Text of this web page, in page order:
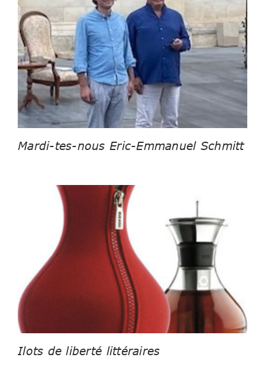
Mardi-tes-nous Eric-Emmanuel Schmitt
Ilots de liberté littéraires